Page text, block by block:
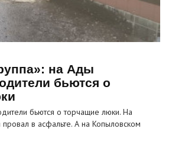
на Ады
бьются о
бьются о торчащие люки. На
провал в асфальте. А на Копыловском